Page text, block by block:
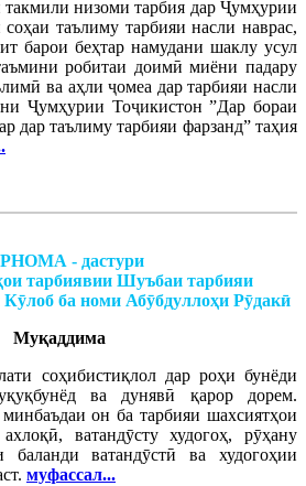
такмили низоми тарбия дар Ҷумҳурии
таълиму тарбияи насли наврас,
барои беҳтар намудани шаклу усул
робитаи доимӣ миёни падару
ва аҳли ҷомеа дар тарбияи насли
Ҷумҳурии Тоҷикистон ”Дар бораи
дар таълиму тарбияи фарзанд” таҳия
- дастури
тарбиявии Шуъбаи тарбияи
ба номи Абӯбдуллоҳи Рӯдакӣ
Муқаддима
дар роҳи бунёди
ва дунявӣ қарор дорем.
он ба тарбияи шахсиятҳои
ватандӯсту худогоҳ, рӯҳану
баланди ватандӯстӣ ва худогоҳии
муфассал...